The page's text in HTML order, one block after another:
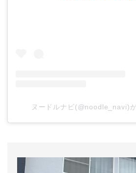
ヌードルナビ(@noodle_navi)